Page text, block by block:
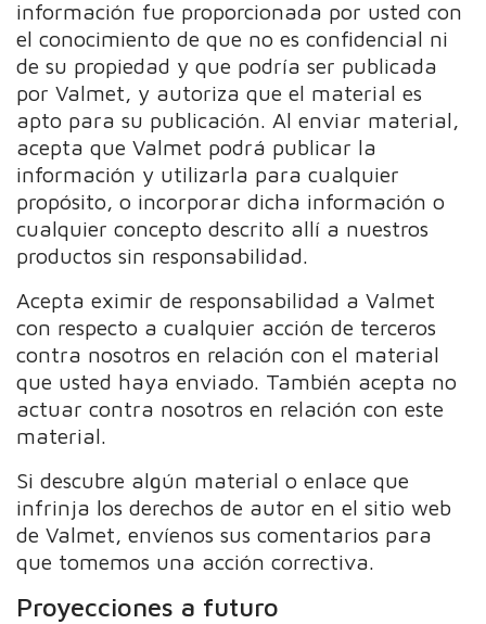
información fue proporcionada por usted con
el conocimiento de que no es confidencial ni
de su propiedad y que podría ser publicada
por Valmet, y autoriza que el material es
apto para su publicación. Al enviar material,
acepta que Valmet podrá publicar la
información y utilizarla para cualquier
propósito, o incorporar dicha información o
cualquier concepto descrito allí a nuestros
productos sin responsabilidad.
Acepta eximir de responsabilidad a Valmet
con respecto a cualquier acción de terceros
contra nosotros en relación con el material
que usted haya enviado. También acepta no
actuar contra nosotros en relación con este
material.
Si descubre algún material o enlace que
infrinja los derechos de autor en el sitio web
de Valmet, envíenos sus comentarios para
que tomemos una acción correctiva.
Proyecciones a futuro